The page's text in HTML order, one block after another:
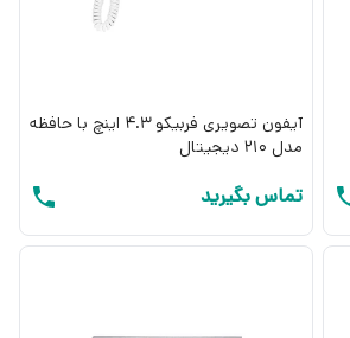
آیفون تصویری فربیکو 4.3 اینچ با حافظه
مدل 210 دیجیتال
تماس بگیرید